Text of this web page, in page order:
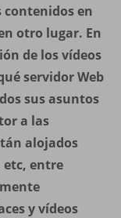
contenidos en
otro lugar. En
de los vídeos
servidor Web
sus asuntos
a las
alojados
etc, entre
y vídeos